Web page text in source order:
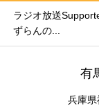
ラジオ放送
ずらんの...
有
兵庫県